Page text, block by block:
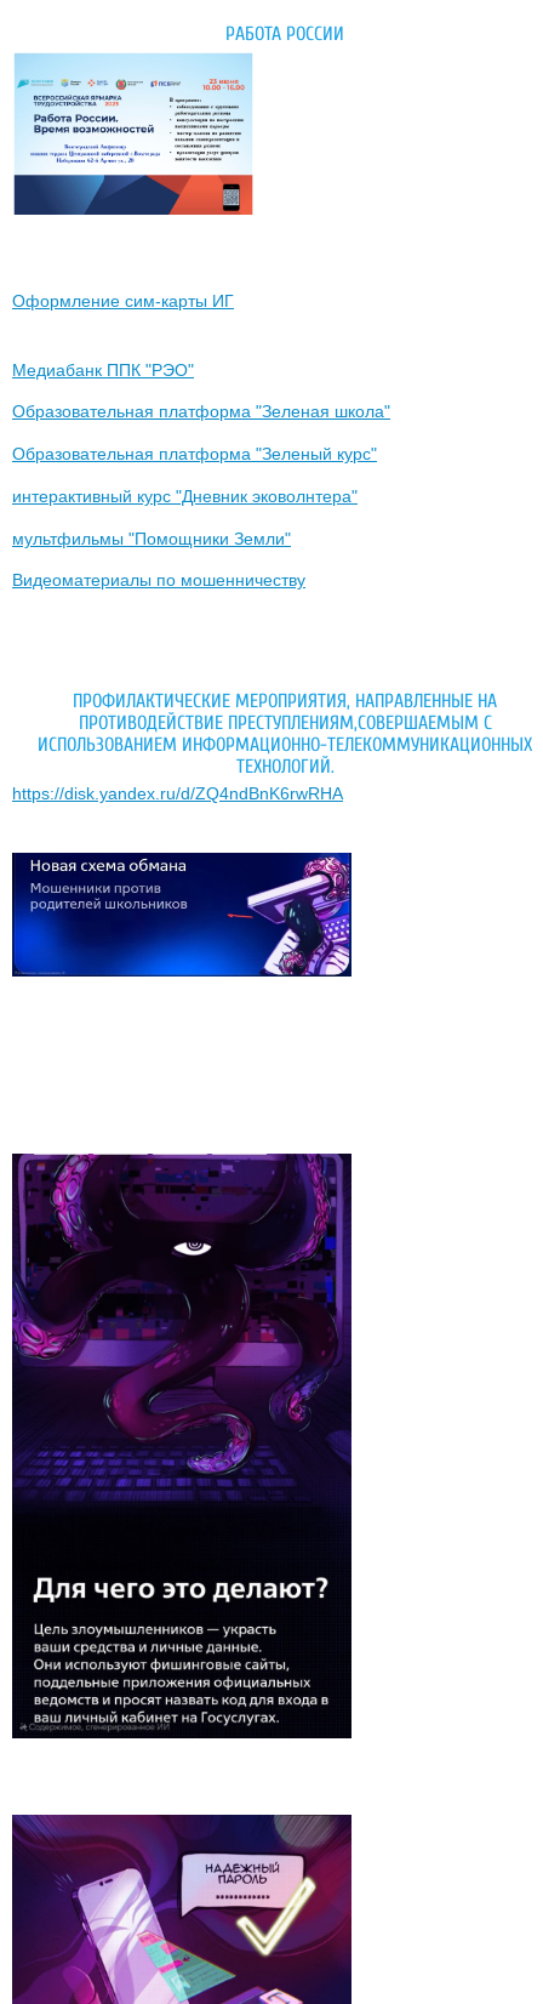
РАБОТА РОССИИ
Оформление сим-карты ИГ
Медиабанк ППК "РЭО"
Образовательная платформа "Зеленая школа"
Образовательная платформа "Зеленый курс"
интерактивный курс "Дневник эковолнтера"
мультфильмы "Помощники Земли"
Видеоматериалы по мошенничеству
ПРОФИЛАКТИЧЕСКИЕ МЕРОПРИЯТИЯ, НАПРАВЛЕННЫЕ НА
ПРОТИВОДЕЙСТВИЕ ПРЕСТУПЛЕНИЯМ,СОВЕРШАЕМЫМ С
ИСПОЛЬЗОВАНИЕМ ИНФОРМАЦИОННО-ТЕЛЕКОММУНИКАЦИОННЫХ
ТЕХНОЛОГИЙ.
https://disk.yandex.ru/d/ZQ4ndBnK6rwRHA